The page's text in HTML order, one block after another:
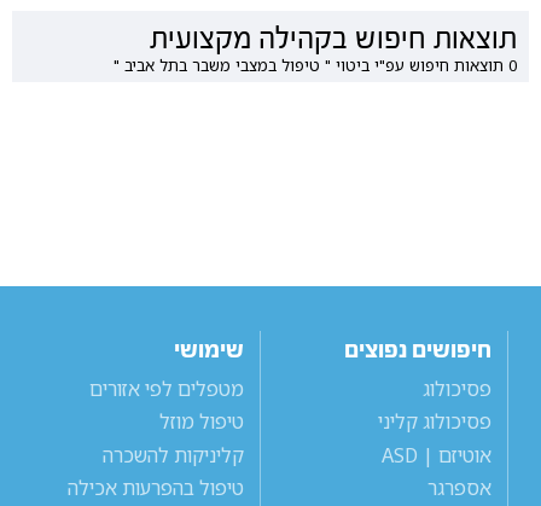
תוצאות חיפוש בקהילה מקצועית
0 תוצאות חיפוש עפ"י ביטוי " טיפול במצבי משבר בתל אביב "
חיפושים נפוצים
פסיכולוג
פסיכולוג קליני
אוטיזם | ASD
אספרגר
שימושי
מטפלים לפי אזורים
טיפול מוזל
קליניקות להשכרה
טיפול בהפרעות אכילה